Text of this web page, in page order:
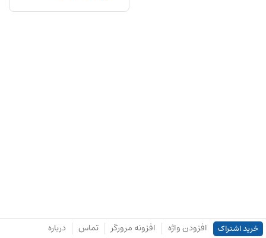
خرید اشتراک افزودن واژه افزونه مرورگر تماس درباره